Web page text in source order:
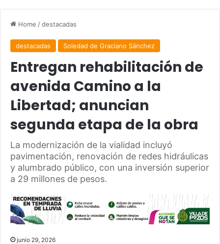
Home /destacadas
destacadas Soledad de Graciano Sánchez
Entregan rehabilitación de
avenida Camino a la
Libertad; anuncian
segunda etapa de la obra
La modernización de la vialidad incluyó
pavimentación, renovación de redes hidráulicas
y alumbrado público, con una inversión superior
a 29 millones de pesos.
junio 29, 2026